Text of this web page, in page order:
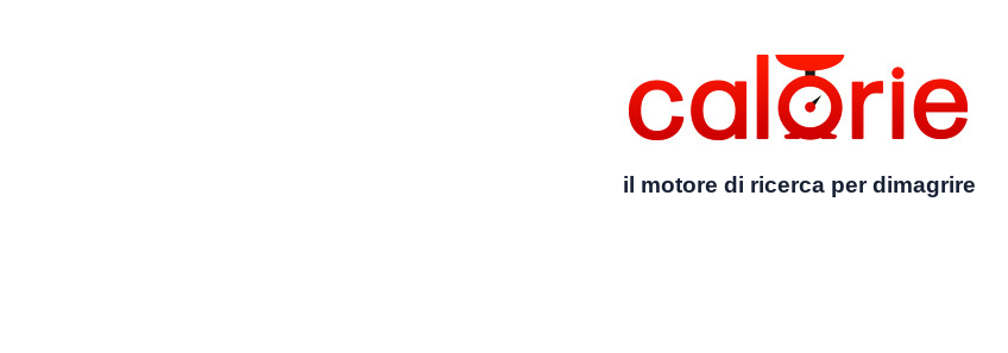
il motore di ricerca per dimagrire